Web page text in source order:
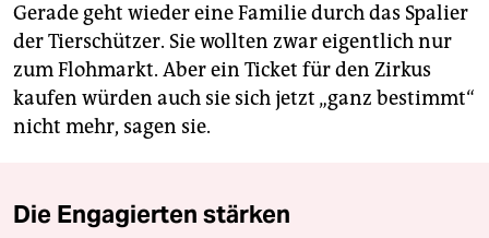
Gerade geht wieder eine Familie durch das Spalier
der Tierschützer. Sie wollten zwar eigentlich nur
zum Flohmarkt. Aber ein Ticket für den Zirkus
kaufen würden auch sie sich jetzt „ganz bestimmt“
nicht mehr, sagen sie.
Die Engagierten stärken